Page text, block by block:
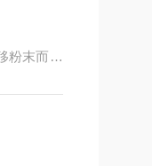
粉末而获